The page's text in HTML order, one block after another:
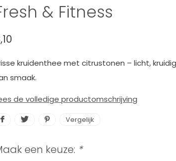
& Fitness
kruidenthee met citrustonen – licht,
smaak.
de volledige productomschrijving
Vergelijk
een keuze: *